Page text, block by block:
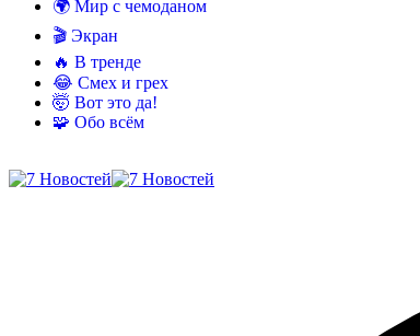
🌍 Мир с чемоданом
🎬 Экран
🔥 В тренде
😂 Смех и грех
🤯 Вот это да!
🧩 Обо всём